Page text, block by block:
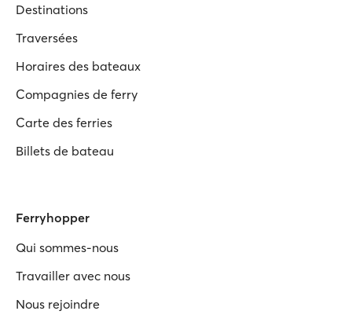
Destinations
Traversées
Horaires des bateaux
Compagnies de ferry
Carte des ferries
Billets de bateau
Ferryhopper
Qui sommes-nous
Travailler avec nous
Nous rejoindre